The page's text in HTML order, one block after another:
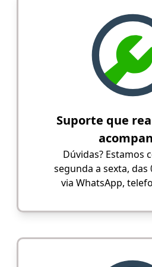
Suporte que
Dúvidas? Estamos
segunda a sexta, das
via WhatsApp,